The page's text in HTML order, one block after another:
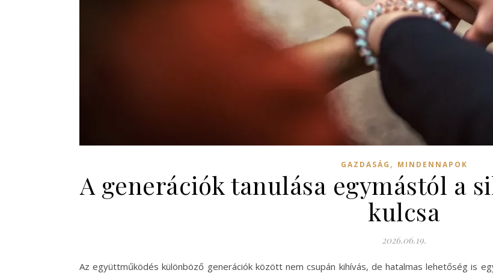
GAZDASÁG , MINDENNAPOK
A generációk tanulása egymástól a
kulcsa
2026.06.19.
Az együttműködés különböző generációk között nem csupán kihívás, de hatalmas lehetőség is